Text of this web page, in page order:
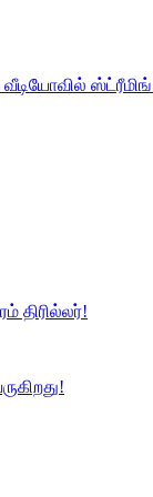
வீடியோவில்
திரில்லர்!